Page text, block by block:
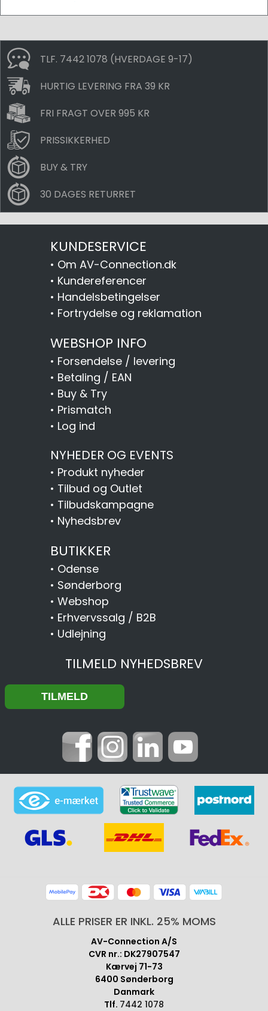
TLF. 7442 1078 (HVERDAGE 9-17)
HURTIG LEVERING FRA 39 KR
FRI FRAGT OVER 995 KR
PRISSIKKERHED
BUY & TRY
30 DAGES RETURRET
KUNDESERVICE
• Om AV-Connection.dk
• Kundereferencer
• Handelsbetingelser
• Fortrydelse og reklamation
WEBSHOP INFO
• Forsendelse / levering
• Betaling / EAN
• Buy & Try
• Prismatch
• Log ind
NYHEDER OG EVENTS
• Produkt nyheder
• Tilbud og Outlet
• Tilbudskampagne
• Nyhedsbrev
BUTIKKER
• Odense
• Sønderborg
• Webshop
• Erhvervssalg / B2B
• Udlejning
TILMELD NYHEDSBREV
ALLE PRISER ER INKL. 25% MOMS
AV-Connection A/S
CVR nr.: DK27907547
Kærvej 71-73
6400 Sønderborg
Danmark
Tlf. 7442 1078